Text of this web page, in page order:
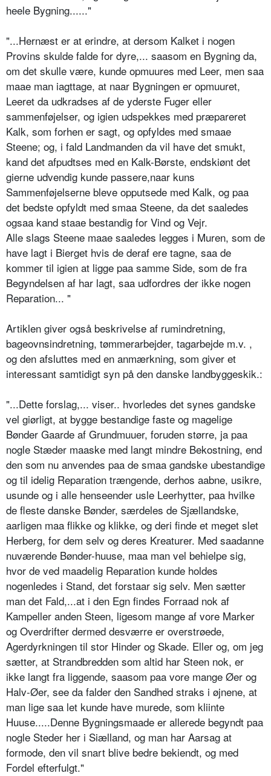
heele Bygning......"
"...Hernæst er at erindre, at dersom Kalket i nogen
Provins skulde falde for dyre,... saasom en Bygning da,
om det skulle være, kunde opmuures med Leer, men saa
maae man iagttage, at naar Bygningen er opmuuret,
Leeret da udkradses af de yderste Fuger eller
sammenføjelser, og igien udspekkes med præpareret
Kalk, som forhen er sagt, og opfyldes med smaae
Steene; og, i fald Landmanden da vil have det smukt,
kand det afpudtses med en Kalk-Børste, endskiønt det
gierne udvendig kunde passere,naar kuns
Sammenføjelserne bleve opputsede med Kalk, og paa
det bedste opfyldt med smaa Steene, da det saaledes
ogsaa kand staae bestandig for Vind og Vejr.
Alle slags Steene maae saaledes legges i Muren, som de
have lagt i Bierget hvis de deraf ere tagne, saa de
kommer til igien at ligge paa samme Side, som de fra
Begyndelsen af har lagt, saa udfordres der ikke nogen
Reparation... "
Artiklen giver også beskrivelse af rumindretning,
bageovnsindretning, tømmerarbejder, tagarbejde m.v. ,
og den afsluttes med en anmærkning, som giver et
interessant samtidigt syn på den danske landbyggeskik.:
"...Dette forslag,... viser.. hvorledes det synes gandske
vel giørligt, at bygge bestandige faste og magelige
Bønder Gaarde af Grundmuuer, foruden større, ja paa
nogle Stæder maaske med langt mindre Bekostning, end
den som nu anvendes paa de smaa gandske ubestandige
og til idelig Reparation trængende, derhos aabne, usikre,
usunde og i alle henseender usle Leerhytter, paa hvilke
de fleste danske Bønder, særdeles de Sjællandske,
aarligen maa flikke og klikke, og deri finde et meget slet
Herberg, for dem selv og deres Kreaturer. Med saadanne
nuværende Bønder-huuse, maa man vel behielpe sig,
hvor de ved maadelig Reparation kunde holdes
nogenledes i Stand, det forstaar sig selv. Men sætter
man det Fald,...at i den Egn findes Forraad nok af
Kampeller anden Steen, ligesom mange af vore Marker
og Overdrifter dermed desværre er overstrøede,
Agerdyrkningen til stor Hinder og Skade. Eller og, om jeg
sætter, at Strandbredden som altid har Steen nok, er
ikke langt fra liggende, saasom paa vore mange Øer og
Halv-Øer, see da falder den Sandhed straks i øjnene, at
man lige saa let kunde have murede, som kliinte
Huuse.....Denne Bygningsmaade er allerede begyndt paa
nogle Steder her i Siælland, og man har Aarsag at
formode, den vil snart blive bedre bekiendt, og med
Fordel efterfulgt."